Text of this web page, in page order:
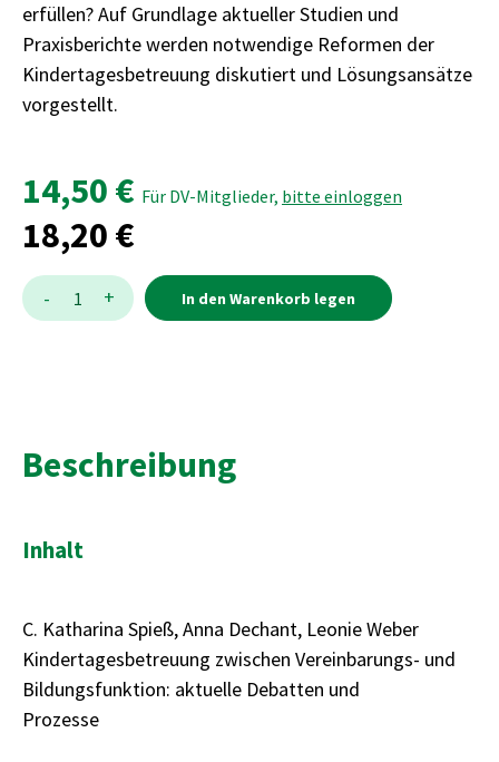
erfüllen? Auf Grundlage aktueller Studien und
Praxisberichte werden notwendige Reformen der
Kindertagesbetreuung diskutiert und Lösungsansätze
vorgestellt.
14,50 € Für DV-Mitglieder, bitte einloggen
18,20 €
Menge
- 1 + In den Warenkorb legen
Beschreibung
Inhalt
C. Katharina Spieß, Anna Dechant, Leonie Weber
Kindertagesbetreuung zwischen Vereinbarungs- und
Bildungsfunktion: aktuelle Debatten und
Prozesse